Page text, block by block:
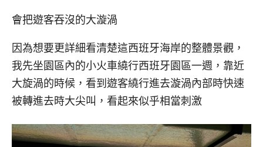
會把遊客吞沒的大漩渦
因為想要更詳細看清楚這西班牙海岸的整體景觀，
我先坐園區內的小火車繞行西班牙園區一週，靠近
大旋渦的時候，看到遊客繞行進去漩渦內部時快速
被轉進去時大尖叫，看起來似乎相當刺激